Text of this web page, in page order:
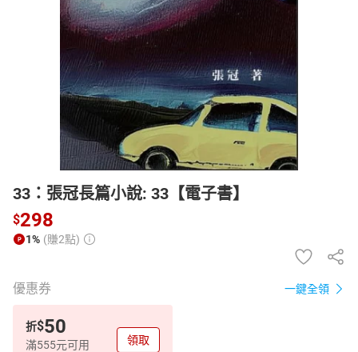
電子/紙本書
33：張冠長篇小說: 33【電子書】
$298
1% (賺2點)
優惠券 一鍵全領
折$50
滿555元可用 領取